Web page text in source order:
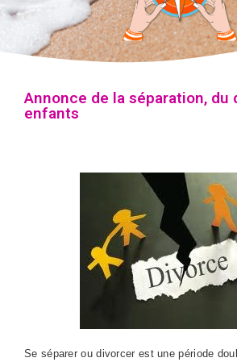
Annonce de la séparation, du
enfants
Se séparer ou divorcer est une période